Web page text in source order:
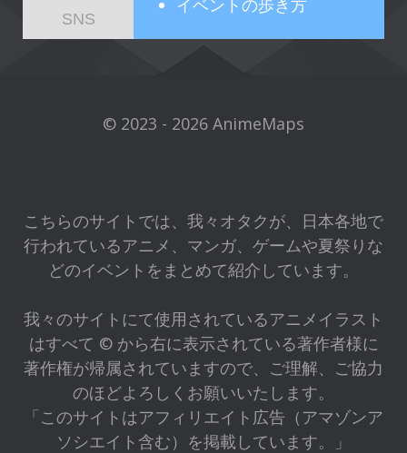
SNS
© 2023 - 2026 AnimeMaps
こちらのサイトでは、我々オタクが、日本各地で
行われているアニメ、マンガ、ゲームや夏祭りな
どのイベントをまとめて紹介しています。
我々のサイトにて使用されているアニメイラスト
はすべて © から右に表示されている著作者様に
著作権が帰属されていますので、ご理解、ご協力
のほどよろしくお願いいたします。
「このサイトはアフィリエイト広告（アマゾンア
ソシエイト含む）を掲載しています。」